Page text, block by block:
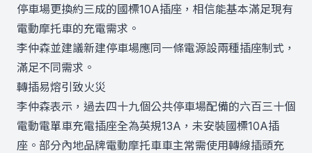
停車場更換約三成的國標10A插座，相信能基本滿足現有
電動摩托車的充電需求。
李仲森並建議新建停車場應同一條電源設兩種插座制式，
滿足不同需求。
轉插易熔引致火災
李仲森表示，過去四十九個公共停車場配備的六百三十個
電動電單車充電插座全為英規13A，未安裝國標10A插
座。部分內地品牌電動摩托車車主常需使用轉線插頭充